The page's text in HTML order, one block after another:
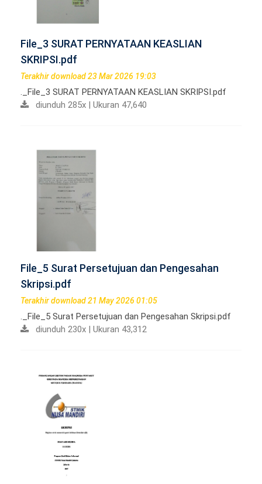
File_3 SURAT PERNYATAAN KEASLIAN
SKRIPSI.pdf
Terakhir download 23 Mar 2026 19:03
._File_3 SURAT PERNYATAAN KEASLIAN SKRIPSI.pdf
diunduh 285x | Ukuran 47,640
File_5 Surat Persetujuan dan Pengesahan
Skripsi.pdf
Terakhir download 21 May 2026 01:05
._File_5 Surat Persetujuan dan Pengesahan Skripsi.pdf
diunduh 230x | Ukuran 43,312